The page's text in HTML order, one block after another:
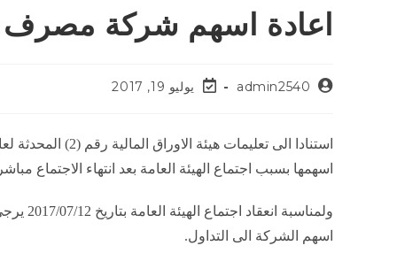
اعادة اسهم شركة مصرف
admin2540 يوليو 19, 2017
اسهمها بسبب اجتماع الهيئة العامة بعد انتهاء الاجتماع
اسهم الشركة الى التداول.